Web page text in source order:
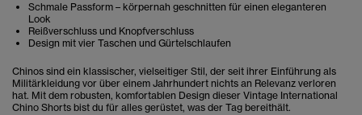
Schmale Passform – körpernah geschnitten für einen eleganteren
Look
Reißverschluss und Knopfverschluss
Design mit vier Taschen und Gürtelschlaufen
Chinos sind ein klassischer, vielseitiger Stil, der seit ihrer Einführung als
Militärkleidung vor über einem Jahrhundert nichts an Relevanz verloren
hat. Mit dem robusten, komfortablen Design dieser Vintage International
Chino Shorts bist du für alles gerüstet, was der Tag bereithält.